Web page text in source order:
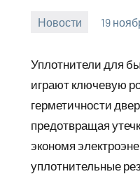
Новости 19
Уплотнители для
играют ключевую
герметичности
предотвращая
экономя
уплотнительные